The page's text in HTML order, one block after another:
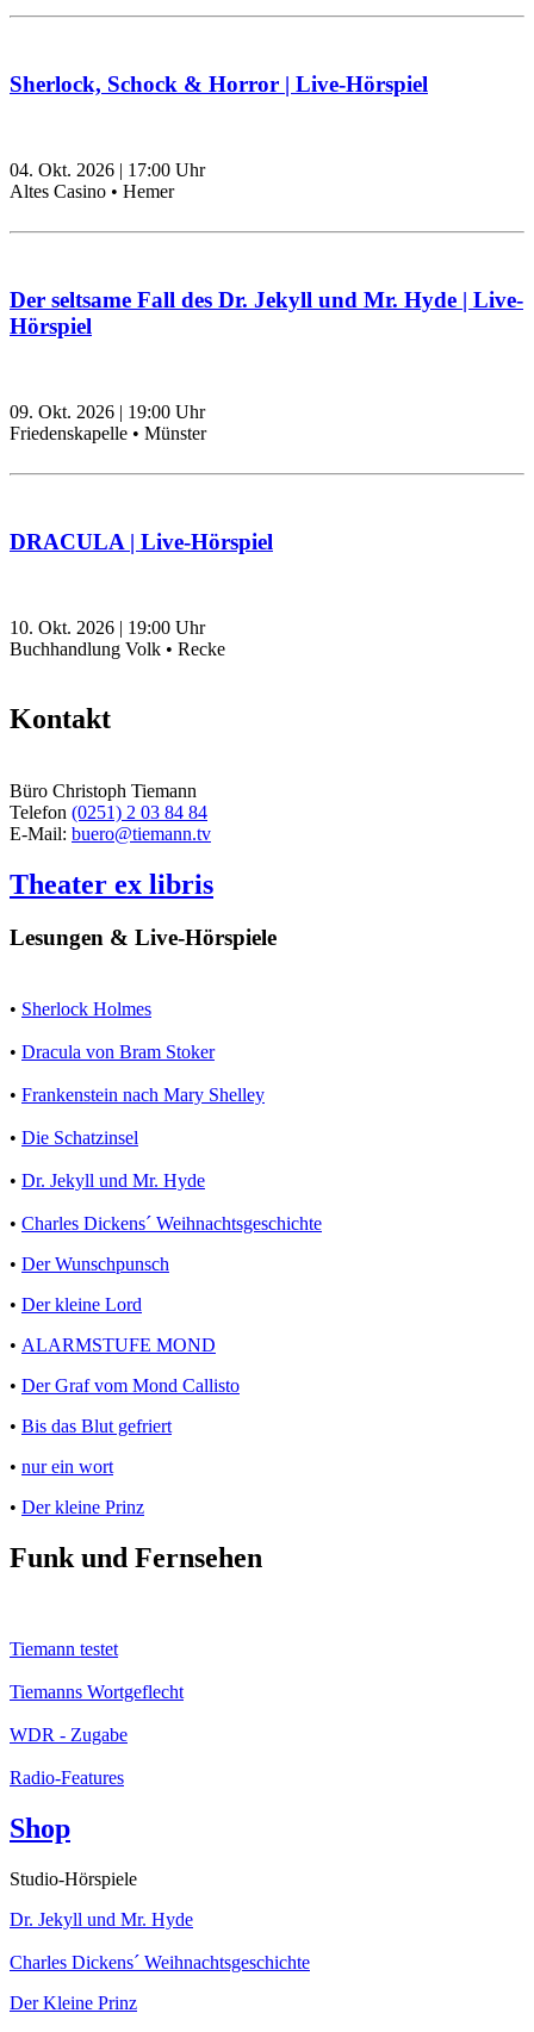
Sherlock, Schock & Horror | Live-Hörspiel
04. Okt. 2026 | 17:00 Uhr
Altes Casino • Hemer
Der seltsame Fall des Dr. Jekyll und Mr. Hyde | Live-
Hörspiel
09. Okt. 2026 | 19:00 Uhr
Friedenskapelle • Münster
DRACULA | Live-Hörspiel
10. Okt. 2026 | 19:00 Uhr
Buchhandlung Volk • Recke
Kontakt
Büro Christoph Tiemann
Telefon (0251) 2 03 84 84
E-Mail: buero@tiemann.tv
Theater ex libris
Lesungen & Live-Hörspiele
• Sherlock Holmes
• Dracula von Bram Stoker
• Frankenstein nach Mary Shelley
• Die Schatzinsel
• Dr. Jekyll und Mr. Hyde
• Charles Dickens´ Weihnachtsgeschichte
• Der Wunschpunsch
• Der kleine Lord
• ALARMSTUFE MOND
• Der Graf vom Mond Callisto
• Bis das Blut gefriert
• nur ein wort
• Der kleine Prinz
Funk und Fernsehen
Tiemann testet
Tiemanns Wortgeflecht
WDR - Zugabe
Radio-Features
Shop
Studio-Hörspiele
Dr. Jekyll und Mr. Hyde
Charles Dickens´ Weihnachtsgeschichte
Der Kleine Prinz